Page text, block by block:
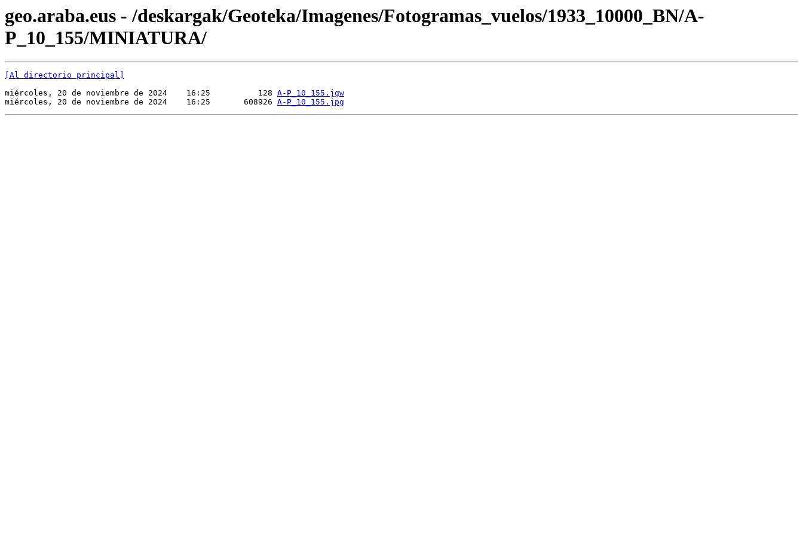
geo.araba.eus - /deskargak/Geoteka/Imagenes/Fotogramas_vuelos/1933_10000_BN/A-
P_10_155/MINIATURA/
[Al directorio principal]
miércoles, 20 de noviembre de 2024    16:25          128 A-P_10_155.jgw
miércoles, 20 de noviembre de 2024    16:25       608926 A-P_10_155.jpg